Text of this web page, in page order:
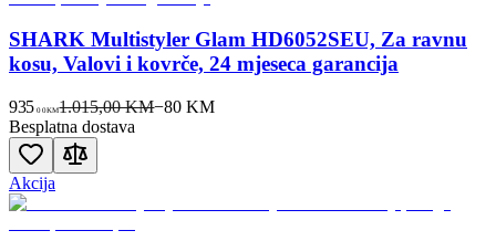
SHARK Multistyler Glam HD6052SEU, Za ravnu
kosu, Valovi i kovrče, 24 mjeseca garancija
935 00KM1.015,00 KM−80 KM
Besplatna dostava
Akcija